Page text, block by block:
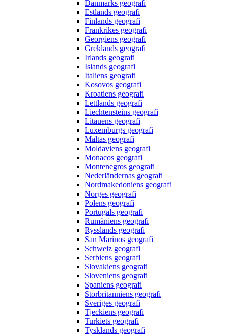
Danmarks geografi
Estlands geografi
Finlands geografi
Frankrikes geografi
Georgiens geografi
Greklands geografi
Irlands geografi
Islands geografi
Italiens geografi
Kosovos geografi
Kroatiens geografi
Lettlands geografi
Liechtensteins geografi
Litauens geografi
Luxemburgs geografi
Maltas geografi
Moldaviens geografi
Monacos geografi
Montenegros geografi
Nederländernas geografi
Nordmakedoniens geografi
Norges geografi
Polens geografi
Portugals geografi
Rumäniens geografi
Rysslands geografi
San Marinos geografi
Schweiz geografi
Serbiens geografi
Slovakiens geografi
Sloveniens geografi
Spaniens geografi
Storbritanniens geografi
Sveriges geografi
Tjeckiens geografi
Turkiets geografi
Tysklands geografi